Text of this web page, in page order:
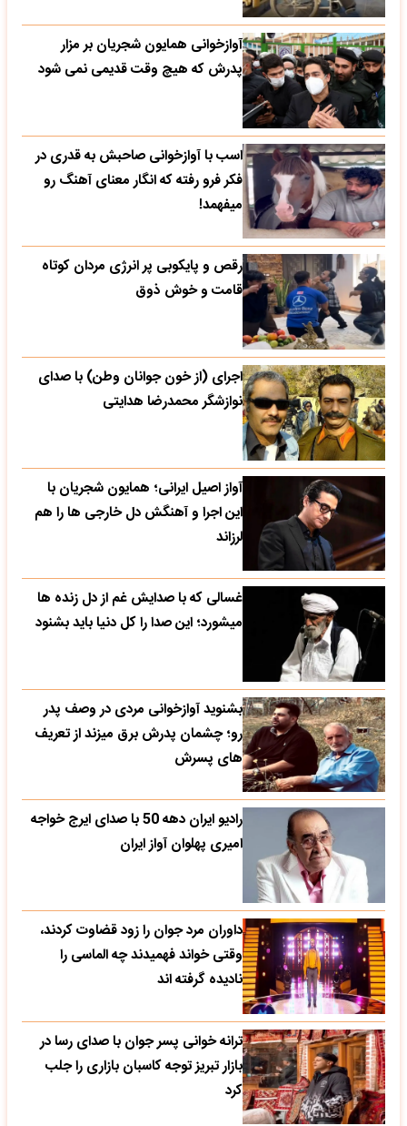
آوازخوانی همایون شجریان بر مزار
پدرش که هیچ وقت قدیمی نمی شود
اسب با آوازخوانی صاحبش به قدری در
فکر فرو رفته که انگار معنای آهنگ رو
میفهمد!
رقص و پایکوبی پر انرژی مردان کوتاه
قامت و خوش ذوق
اجرای (از خون جوانان وطن) با صدای
نوازشگر محمدرضا هدایتی
آواز اصیل ایرانی؛ همایون شجریان با
این اجرا و آهنگش دل خارجی ها را هم
لرزاند
غسالی که با صدایش غم از دل زنده ها
میشورد؛ این صدا را کل دنیا باید بشنود
بشنوید آوازخوانی مردی در وصف پدر
رو؛ چشمان پدرش برق میزند از تعریف
های پسرش
رادیو ایران دهه 50 با صدای ایرج خواجه
امیری پهلوان آواز ایران
داوران مرد جوان را زود قضاوت کردند،
وقتی خواند فهمیدند چه الماسی را
نادیده گرفته اند
ترانه خوانی پسر جوان با صدای رسا در
بازار تبریز توجه کاسبان بازاری را جلب
کرد